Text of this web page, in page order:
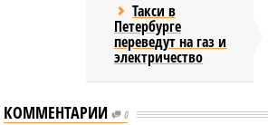
Такси в
Петербурге
переведут на газ и
электричество
КОММЕНТАРИИ 0